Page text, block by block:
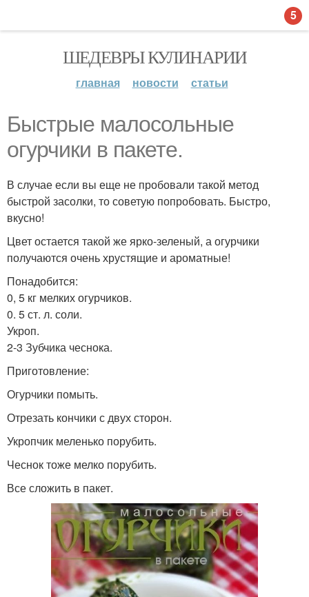
ШЕДЕВРЫ КУЛИНАРИИ
главная новости статьи
Быстрые малосольные
огурчики в пакете.
В случае если вы еще не пробовали такой метод
быстрой засолки, то советую попробовать. Быстро,
вкусно!
Цвет остается такой же ярко-зеленый, а огурчики
получаются очень хрустящие и ароматные!
Понадобится:
0, 5 кг мелких огурчиков.
0. 5 ст. л. соли.
Укроп.
2-3 Зубчика чеснока.
Приготовление:
Огурчики помыть.
Отрезать кончики с двух сторон.
Укропчик меленько порубить.
Чеснок тоже мелко порубить.
Все сложить в пакет.
5